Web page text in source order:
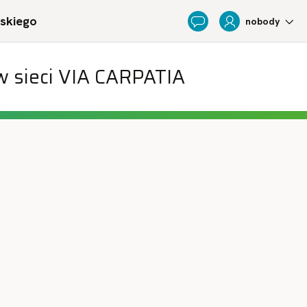
Feedback nobody
VIA CARPATIA